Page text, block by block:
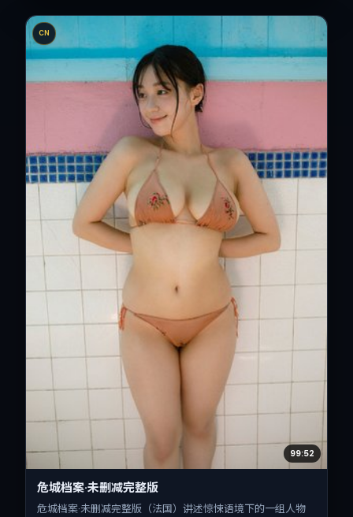
CN
99:52
危城档案·未删减完整版
危城档案·未删减完整版（法国）讲述惊悚语境下的一组人物